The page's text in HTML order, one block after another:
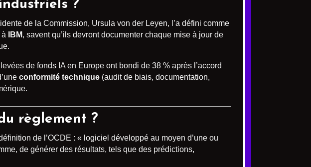
?
de la Commission, Ursula von der Leyen, l’a défini comme
à IBM, savent qu’ils devront documenter chaque mise à jour de
de fonds IA en Europe ont bondi de 38 % après l’accord
conformité technique (audit de biais, documentation,
règlement ?
de l’OCDE : « logiciel développé au moyen d’une ou
de générer des résultats, tels que des prédictions,